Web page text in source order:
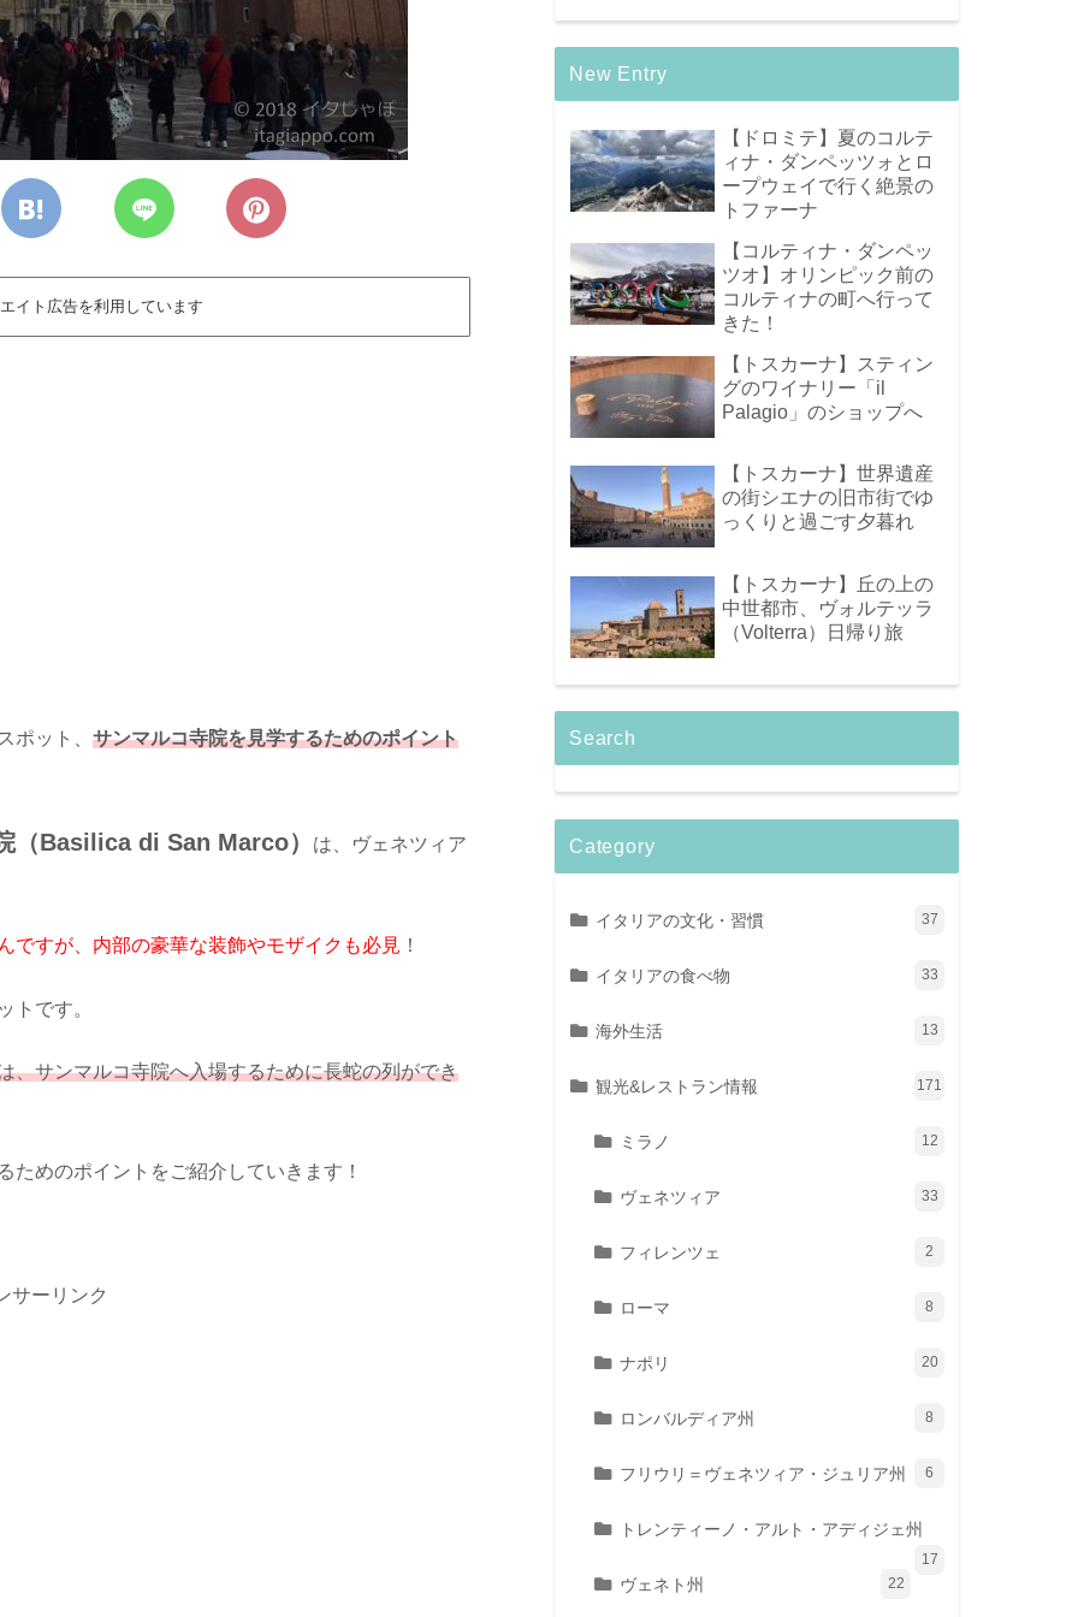
イト広告を利用しています
ポット、 サンマルコ寺院を見学するためのポイント
（Basilica di San Marco） は、ヴェネツィア
ですが、内部の豪華な装飾やモザイクも必見 ！
トです。
、サンマルコ寺院へ入場するために長蛇の列ができ
めのポイントをご紹介していきます！
サーリンク
New Entry
【ドロミテ】夏のコルテ
ィナ・ダンペッツォとロ
ープウェイで行く絶景の
トファーナ
【コルティナ・ダンペッ
ツオ】オリンピック前の
コルティナの町へ行って
きた！
【トスカーナ】スティン
グのワイナリー「il
Palagio」のショップへ
【トスカーナ】世界遺産
の街シエナの旧市街でゆ
っくりと過ごす夕暮れ
【トスカーナ】丘の上の
中世都市、ヴォルテッラ
（Volterra）日帰り旅
Search
Category
イタリアの文化・習慣 37
イタリアの食べ物 33
海外生活 13
観光&レストラン情報 171
ミラノ 12
ヴェネツィア 33
フィレンツェ 2
ローマ 8
ナポリ 20
ロンバルディア州 8
フリウリ＝ヴェネツィア・ジュリア州 6
トレンティーノ・アルト・アディジェ州
17
ヴェネト州 22